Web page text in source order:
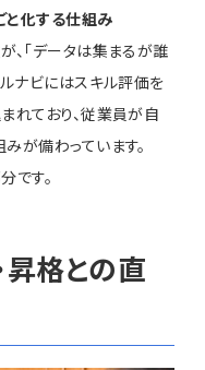
と化する仕組み
、「データは集まるが誰
ナビにはスキル評価を
れており、従業員が自
が備わっています。
です。
昇格との直